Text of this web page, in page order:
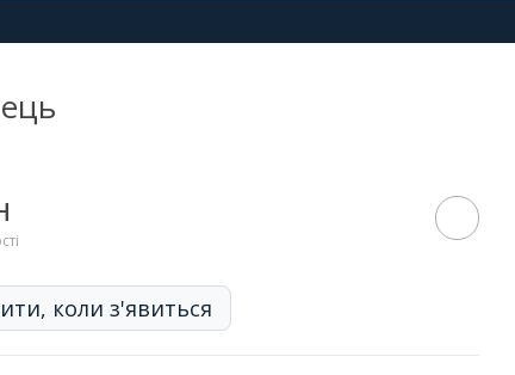
коли з'явиться